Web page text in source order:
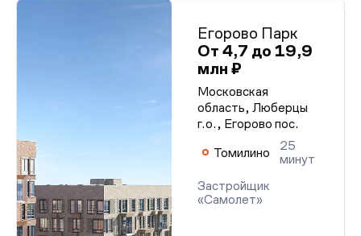
Егорово Парк
От 4,7 до 19,9
млн ₽
Московская
область, Люберцы
г.о., Егорово пос.
Томилино
25
минут
Застройщик
«Самолет»